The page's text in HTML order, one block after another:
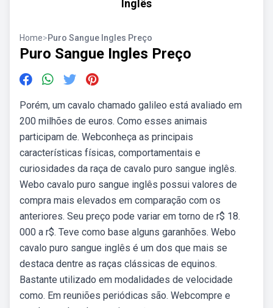
Inglês
Home>Puro Sangue Ingles Preço
Puro Sangue Ingles Preço
Porém, um cavalo chamado galileo está avaliado em
200 milhões de euros. Como esses animais
participam de. Webconheça as principais
características físicas, comportamentais e
curiosidades da raça de cavalo puro sangue inglês.
Webo cavalo puro sangue inglês possui valores de
compra mais elevados em comparação com os
anteriores. Seu preço pode variar em torno de r$ 18.
000 a r$. Teve como base alguns garanhões. Webo
cavalo puro sangue inglês é um dos que mais se
destaca dentre as raças clássicas de equinos.
Bastante utilizado em modalidades de velocidade
como. Em reuniões periódicas são. Webcompre e